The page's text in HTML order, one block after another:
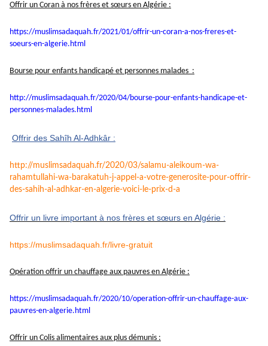
Offrir un Coran à nos frères et sœurs en Algérie :
https://muslimsadaquah.fr/2021/01/offrir-un-coran-a-nos-freres-et-
soeurs-en-algerie.html
Bourse pour enfants handicapé et personnes malades :
http://muslimsadaquah.fr/2020/04/bourse-pour-enfants-handicape-et-
personnes-malades.html
Offrir des Sahîh Al-Adhkâr :
http://muslimsadaquah.fr/2020/03/salamu-aleikoum-wa-
rahamtullahi-wa-barakatuh-j-appel-a-votre-generosite-pour-offrir-
des-sahih-al-adhkar-en-algerie-voici-le-prix-d-a
Offrir un livre important à nos frères et sœurs en Algérie :
https://muslimsadaquah.fr/livre-gratuit
Opération offrir un chauffage aux pauvres en Algérie :
https://muslimsadaquah.fr/2020/10/operation-offrir-un-chauffage-aux-
pauvres-en-algerie.html
Offrir un Colis alimentaires aux plus démunis :